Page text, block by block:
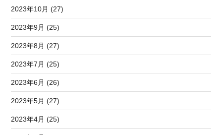
2023年10月 (27)
2023年9月 (25)
2023年8月 (27)
2023年7月 (25)
2023年6月 (26)
2023年5月 (27)
2023年4月 (25)